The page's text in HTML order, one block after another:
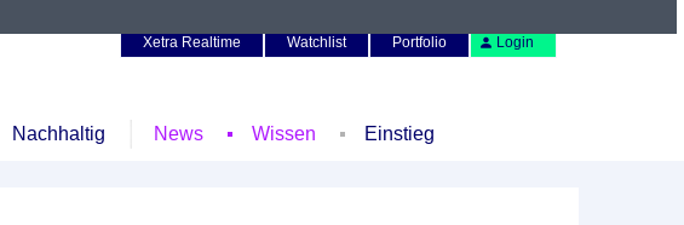
Xetra Realtime
Watchlist Portfolio Login
Nachhaltig News Wissen Einstieg